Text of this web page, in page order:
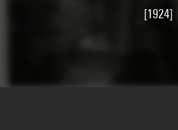
[1924]